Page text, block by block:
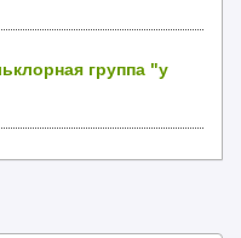
группа "у